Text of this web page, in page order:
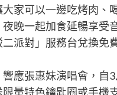
家可以一邊吃烤肉
晚一起加食延暢享受
派對」服務台兌換免
應張惠妹演唱會，自
量特色鑰匙圈或手機